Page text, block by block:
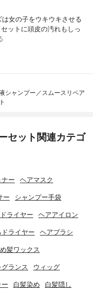
女の子をウキウキさせる
ットに頭皮の汚れもしっ
シャンプー／スムースリペア
セット関連カテゴ
ナー ヘアマスク
ー シャンプー手袋
ドライヤー ヘアアイロン
ドライヤー ヘアブラシ
髪ワックス
ランス ウィッグ
白髪染め 白髪隠し